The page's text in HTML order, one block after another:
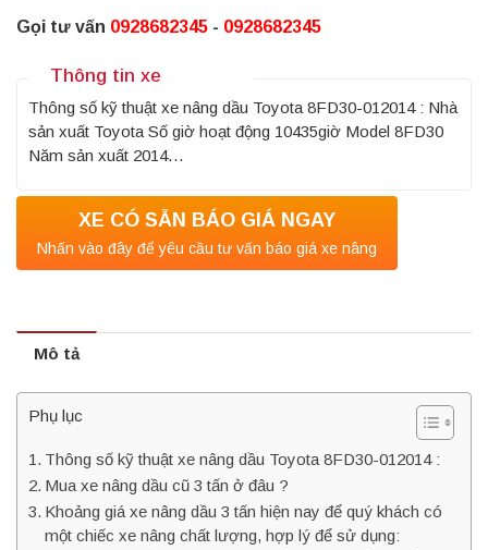
Gọi tư vấn 0928682345 - 0928682345
Thông tin xe
Thông số kỹ thuật xe nâng dầu Toyota 8FD30-012014 : Nhà
sản xuất Toyota Số giờ hoạt động 10435giờ Model 8FD30
Năm sản xuất 2014…
XE CÓ SẴN BÁO GIÁ NGAY
Nhấn vào đây để yêu cầu tư vấn báo giá xe nâng
Mô tả
Phụ lục
Thông số kỹ thuật xe nâng dầu Toyota 8FD30-012014 :
Mua xe nâng dầu cũ 3 tấn ở đâu ?
Khoảng giá xe nâng dầu 3 tấn hiện nay để quý khách có
một chiếc xe nâng chất lượng, hợp lý để sử dụng: